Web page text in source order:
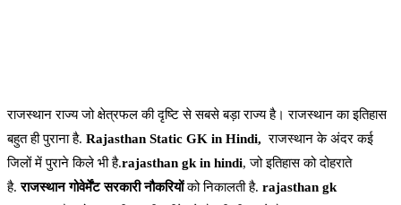
राजस्थान राज्य जो क्षेत्रफल की दृष्टि से सबसे बड़ा राज्य है। राजस्थान का इतिहास
बहुत ही पुराना है. Rajasthan Static GK in Hindi, राजस्थान के अंदर कई
जिलों में पुराने किले भी है.rajasthan gk in hindi, जो इतिहास को दोहराते
है.राजस्थान गोवेर्मेंट सरकारी नौकरियोंको निकालती है. rajasthan gk